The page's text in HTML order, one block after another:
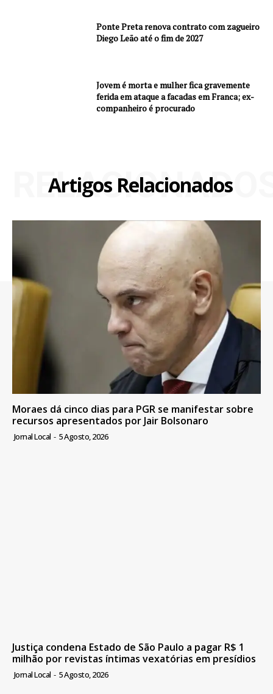
Ponte Preta renova contrato com zagueiro
Diego Leão até o fim de 2027
Jovem é morta e mulher fica gravemente
ferida em ataque a facadas em Franca; ex-
companheiro é procurado
Artigos Relacionados
Moraes dá cinco dias para PGR se manifestar sobre
recursos apresentados por Jair Bolsonaro
Jornal Local - 5 Agosto, 2026
Justiça condena Estado de São Paulo a pagar R$ 1
milhão por revistas íntimas vexatórias em presídios
Jornal Local - 5 Agosto, 2026